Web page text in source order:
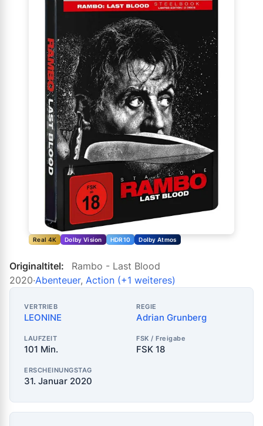
Real 4K Dolby Vision HDR10 Dolby Atmos
Originaltitel:
Rambo - Last Blood
2020·Abenteuer, Action (+1 weiteres)
VERTRIEB
LEONINE
REGIE
Adrian Grunberg
LAUFZEIT
101 Min.
FSK / Freigabe
FSK 18
ERSCHEINUNGSTAG
31. Januar 2020